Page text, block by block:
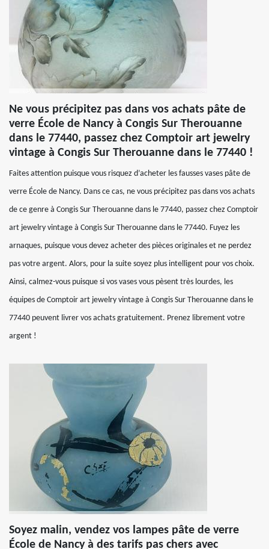
Ne vous précipitez pas dans vos achats pâte de
verre École de Nancy à Congis Sur Therouanne
dans le 77440, passez chez Comptoir art jewelry
vintage à Congis Sur Therouanne dans le 77440 !
Faites attention puisque vous risquez d’acheter les fausses vases pâte de
verre École de Nancy. Dans ce cas, ne vous précipitez pas dans vos achats
de ce genre à Congis Sur Therouanne dans le 77440, passez chez Comptoir
art jewelry vintage à Congis Sur Therouanne dans le 77440. Fuyez les
arnaques, puisque vous devez acheter des pièces originales et ne perdez
pas votre argent. Alors, pour la suite soyez plus intelligent pour vos choix.
Ainsi, calmez-vous puisque si vos vases vous pèsent très lourdes, les
équipes de Comptoir art jewelry vintage à Congis Sur Therouanne dans le
77440 peuvent livrer vos achats gratuitement. Prenez librement votre
argent !
Soyez malin, vendez vos lampes pâte de verre
École de Nancy à des tarifs pas chers avec